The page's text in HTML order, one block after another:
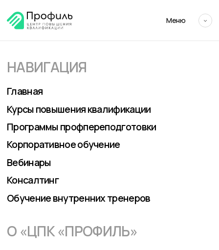
О «ЦПК «ПРОФИЛЬ»
Главная
Программы профпереподготовки
Вебинары
Консалтинг
Обучение внутренних тренеров
О Центре
Сведения об образовательной организации
Реквизиты